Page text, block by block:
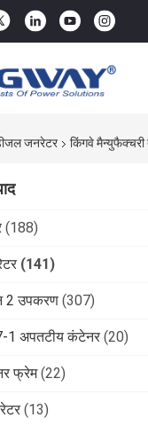
जनरेटर किंगवे
(188)
(141)
2 उपकरण (307)
1 अपतटीय कंटेनर (20)
फ्रेम (22)
(13)